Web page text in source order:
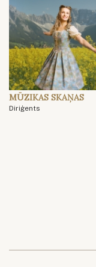
MŪZIKAS SKAŅAS
Diriģents